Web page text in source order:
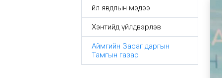
Үйл явдлын мэдээ
Хэнтийд үйлдвэрлэв
Аймгийн Засаг даргын
Тамгын газар